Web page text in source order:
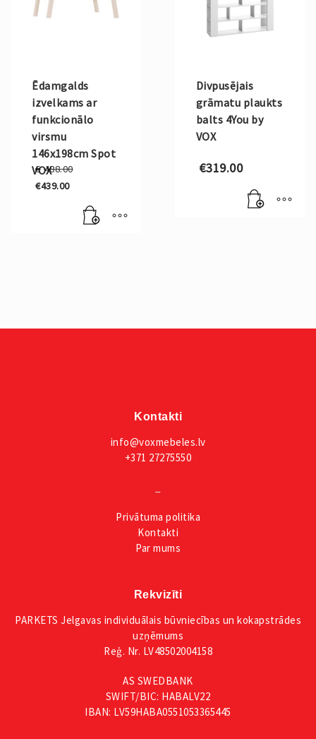
Ēdamgalds
izvelkams ar
funkcionālo
virsmu
146x198cm Spot
VOX
€ 488.00
€488.00.
€439.00
Divpusējais
grāmatu plaukts
balts 4You by
VOX
€319.00
Kontakti
info@voxmebeles.lv
+371 27275550
Privātuma politika
Kontakti
Par mums
Rekvizīti
PARKETS Jelgavas individuālais būvniecības un kokapstrādes
uzņēmums
Reģ. Nr. LV48502004158
AS SWEDBANK
SWIFT/BIC: HABALV22
IBAN: LV59HABA0551053365445